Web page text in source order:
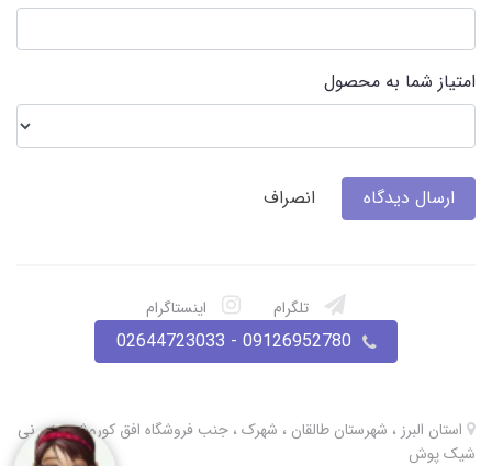
امتیاز شما به محصول
ارسال دیدگاه انصراف
تلگرام اینستاگرام
09126952780 - 02644723033
استان البرز ، شهرستان طالقان ، شهرک ، جنب فروشگاه افق کوروش ، نی نی
شیک پوش